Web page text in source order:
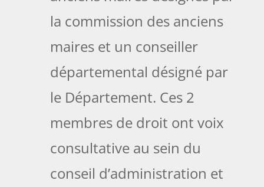
la commission des anciens
maires et un conseiller
départemental désigné par
le Département. Ces 2
membres de droit ont voix
consultative au sein du
conseil d’administration et